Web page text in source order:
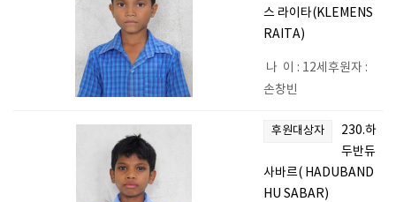
스 라이타(KLEMENS
RAITA)
나 이 : 12세후원자 :
손창빈
후원대상자
230.하
두반듀
사바르( HADUBAND
HU SABAR)